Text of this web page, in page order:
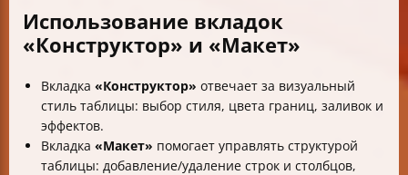
Использование вкладок
«Конструктор» и «Макет»
Вкладка «Конструктор» отвечает за визуальный
стиль таблицы: выбор стиля, цвета границ, заливок и
эффектов.
Вкладка «Макет» помогает управлять структурой
таблицы: добавление/удаление строк и столбцов,